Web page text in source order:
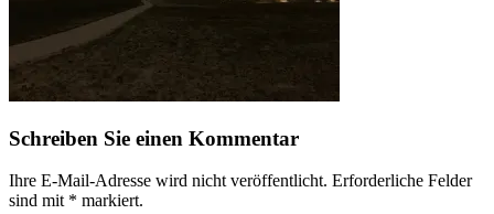
Schreiben Sie einen Kommentar
Ihre E-Mail-Adresse wird nicht veröffentlicht. Erforderliche Felder
sind mit * markiert.